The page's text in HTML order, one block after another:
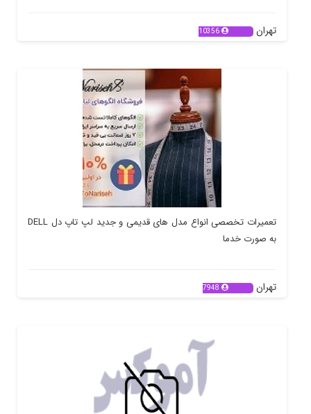
تهران 10356
تعمیرات تخصصی انواع مدل های قدیمی و جدید لپ تاپ دل DELL
به صورت خدما
تهران 7948